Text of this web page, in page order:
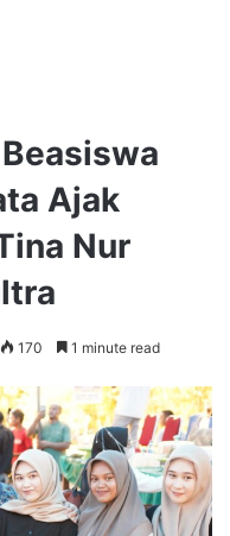
Ajak
Nur
170 1 minute read